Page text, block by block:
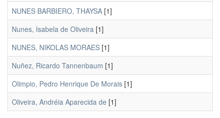
NUNES BARBIERO, THAYSA [1]
Nunes, Isabela de Oliveira [1]
NUNES, NIKOLAS MORAES [1]
Nuñez, Ricardo Tannenbaum [1]
Olimpio, Pedro Henrique De Morais [1]
Oliveira, Andréia Aparecida de [1]